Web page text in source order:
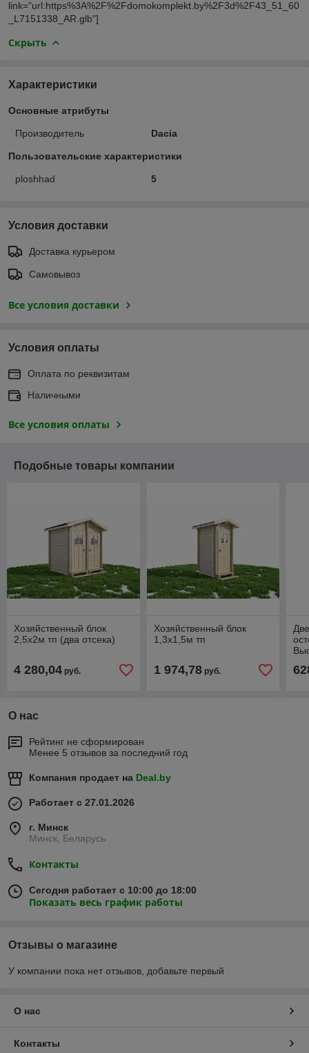
link="url:https%3A%2F%2Fdomokomplekt.by%2F3d%2F43_51_60
_L7151338_AR.glb"]
Скрыть
Характеристики
Основные атрибуты
Производитель Dacia
Пользовательские характеристики
ploshhad 5
Условия доставки
Доставка курьером
Самовывоз
Все условия доставки
Условия оплаты
Оплата по реквизитам
Наличными
Все условия оплаты
Подобные товары компании
Хозяйственный блок
2,5х2м тп (два отсека)
4 280,04 руб.
Хозяйственный блок
1,3х1,5м тп
1 974,78руб.
О нас
Рейтинг не сформирован
Менее 5 отзывов за последний год
Компания продает на Deal.by
Работает с 27.01.2026
г. Минск
Минск, Беларусь
Контакты
Сегодня работает с 10:00 до 18:00
Показать весь график работы
Отзывы о магазине
У компании пока нет отзывов, добавьте первый
О нас
Контакты